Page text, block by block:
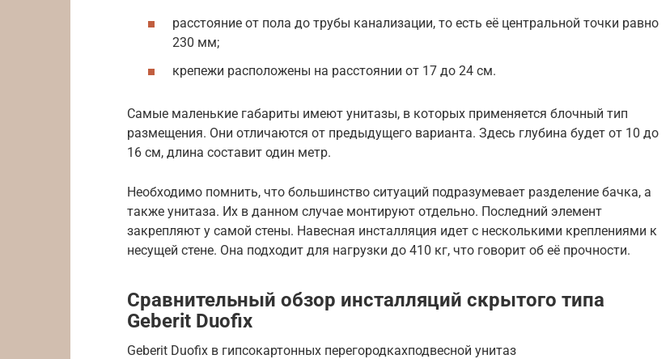
расстояние от пола до трубы канализации, то есть её центральной точки равно
230 мм;
крепежи расположены на расстоянии от 17 до 24 см.
Самые маленькие габариты имеют унитазы, в которых применяется блочный тип
размещения. Они отличаются от предыдущего варианта. Здесь глубина будет от 10 до
16 см, длина составит один метр.
Необходимо помнить, что большинство ситуаций подразумевает разделение бачка, а
также унитаза. Их в данном случае монтируют отдельно. Последний элемент
закрепляют у самой стены. Навесная инсталляция идет с несколькими креплениями к
несущей стене. Она подходит для нагрузки до 410 кг, что говорит об её прочности.
Сравнительный обзор инсталляций скрытого типа
Geberit Duofix
Geberit Duofix в гипсокартонных перегородкахподвесной унитаз